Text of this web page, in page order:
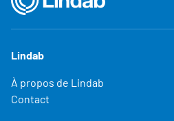
Lindab
À propos de Lindab
Contact